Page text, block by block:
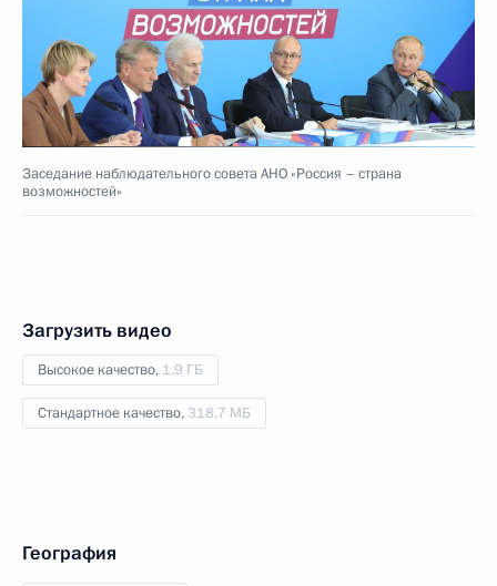
Заседание наблюдательного совета АНО «Россия – страна
возможностей»
Загрузить видео
Высокое качество, 1.9 ГБ
Стандартное качество, 318.7 МБ
География